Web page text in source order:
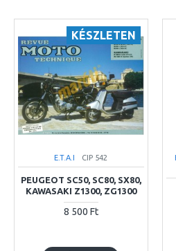
KÉSZLETEN
E.T.A.I CIP 542
PEUGEOT SC50, SC80, SX80,
KAWASAKI Z1300, ZG1300
8 500 Ft